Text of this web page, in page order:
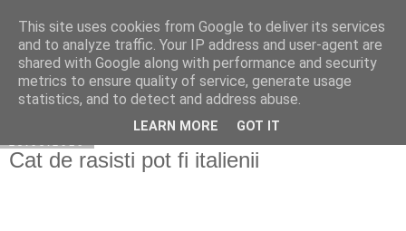
Cuibul cu vipere
Cat de rasisti pot fi italienii
This site uses cookies from Google to deliver its services
and to analyze traffic. Your IP address and user-agent are
shared with Google along with performance and security
metrics to ensure quality of service, generate usage
statistics, and to detect and address abuse.
LEARN MORE GOT IT